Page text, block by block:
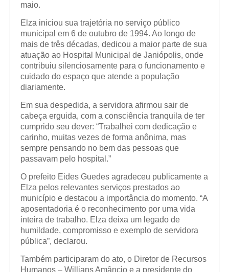
maio.
Elza iniciou sua trajetória no serviço público
municipal em 6 de outubro de 1994. Ao longo de
mais de três décadas, dedicou a maior parte de sua
atuação ao Hospital Municipal de Janiópolis, onde
contribuiu silenciosamente para o funcionamento e
cuidado do espaço que atende a população
diariamente.
Em sua despedida, a servidora afirmou sair de
cabeça erguida, com a consciência tranquila de ter
cumprido seu dever: “Trabalhei com dedicação e
carinho, muitas vezes de forma anônima, mas
sempre pensando no bem das pessoas que
passavam pelo hospital.”
O prefeito Eides Guedes agradeceu publicamente a
Elza pelos relevantes serviços prestados ao
município e destacou a importância do momento. “A
aposentadoria é o reconhecimento por uma vida
inteira de trabalho. Elza deixa um legado de
humildade, compromisso e exemplo de servidora
pública”, declarou.
Também participaram do ato, o Diretor de Recursos
Humanos – Willians Amâncio e a presidente do